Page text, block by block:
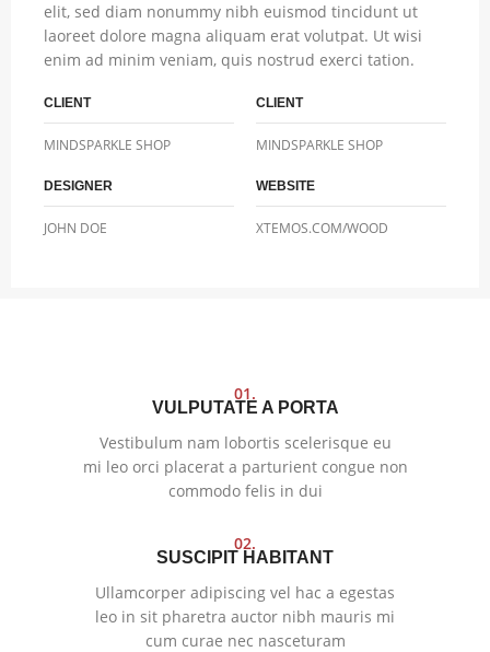
elit, sed diam nonummy nibh euismod tincidunt ut
laoreet dolore magna aliquam erat volutpat. Ut wisi
enim ad minim veniam, quis nostrud exerci tation.
CLIENT
MINDSPARKLE SHOP
CLIENT
MINDSPARKLE SHOP
DESIGNER
JOHN DOE
WEBSITE
XTEMOS.COM/WOOD
01.
VULPUTATE A PORTA
Vestibulum nam lobortis scelerisque eu
mi leo orci placerat a parturient congue non
commodo felis in dui
02.
SUSCIPIT HABITANT
Ullamcorper adipiscing vel hac a egestas
leo in sit pharetra auctor nibh mauris mi
cum curae nec nasceturam